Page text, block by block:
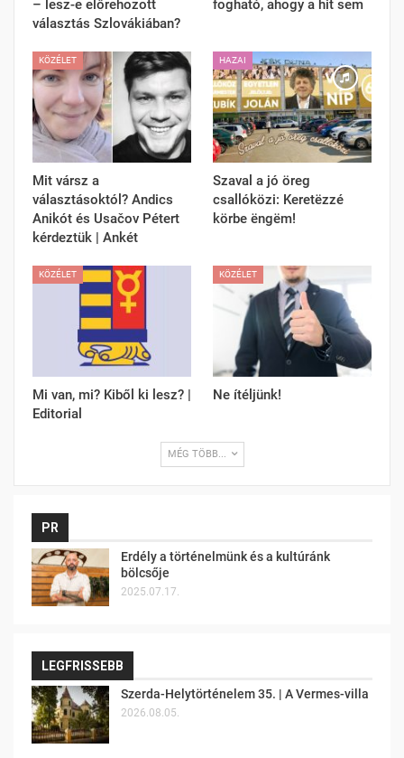
– lesz-e előrehozott
választás Szlovákiában?
fogható, ahogy a hit sem
KÖZÉLET
Mit vársz a
választásoktól? Andics
Anikót és Usačov Pétert
kérdeztük | Ankét
HAZAI
Szaval a jó öreg
csallóközi: Keretëzzé
körbe ëngëm!
KÖZÉLET
Mi van, mi? Kiből ki lesz? |
Editorial
KÖZÉLET
Ne ítéljünk!
MÉG TÖBB...
PR
Erdély a történelmünk és a kultúránk
bölcsője
2025.07.17.
LEGFRISSEBB
Szerda-Helytörténelem 35. | A Vermes-villa
2026.08.05.